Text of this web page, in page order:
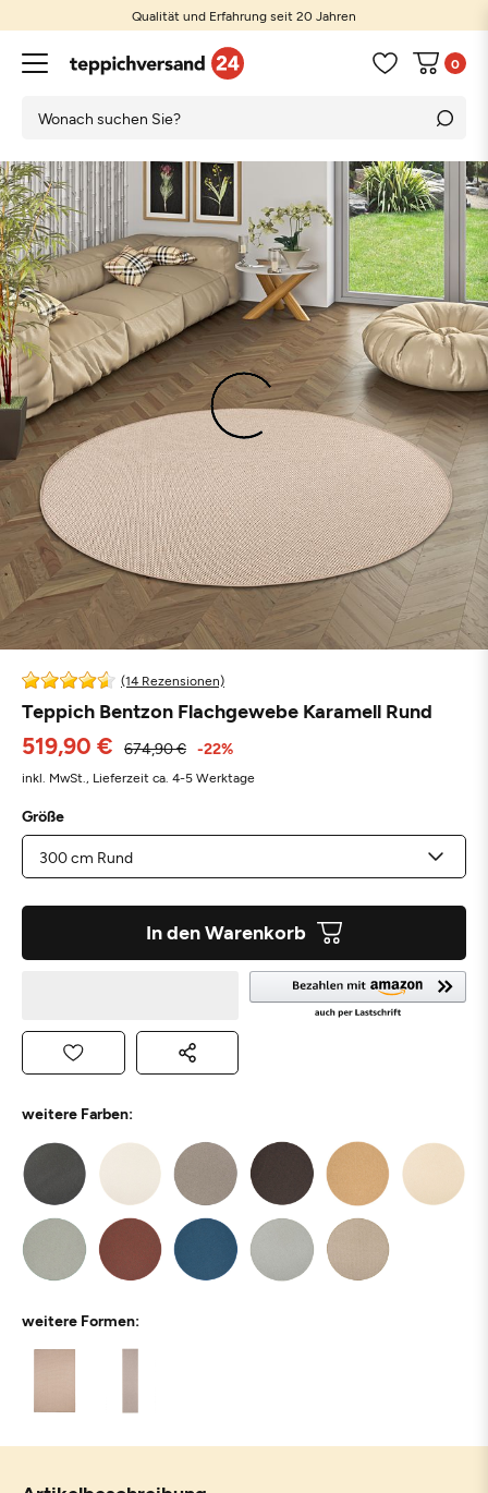
Qualität und Erfahrung seit 20 Jahren
0
(14 Rezensionen)
Teppich Bentzon Flachgewebe Karamell Rund
519,90 € 674,90 € -22%
inkl. MwSt., Lieferzeit ca. 4-5 Werktage
Größe
In den Warenkorb
weitere Farben:
weitere Formen: